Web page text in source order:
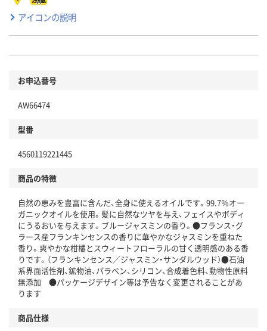
アイコンの説明
お申込番号
AW66474
型番
4560119221445
商品の特徴
自然の恵みを豊富に含んだ、全身に使えるオイルです。99.7％オー
ガニックオイルを使用。髪に自然なツヤを与え、フェイスやボディ
にうるおいを与えます。ブルージャスミンの香り。●フランス・グ
ラース産フランキンセンスの香りに華やかなジャスミンを重ねた
香り。爽やかな柑橘とスウィートフローラルの甘く透明感のある香
りです。（フランキンセンス／ジャスミン・サンダルウッド）●石油
系界面活性剤、鉱物油、パラベン、シリコン、合成着色料、動物性原料
無添加 ●パッケージデザイン等は予告なく変更されることがあ
ります
商品仕様